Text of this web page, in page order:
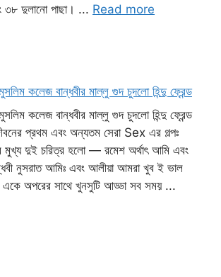
৩৮ দুলানো পাছা। ... Read more
কলেজ বান্ধবীর মাল্লু গুদ চুদলো হিন্দু ফ্রেন্ড
কলেজ বান্ধবীর মাল্লু গুদ চুদলো হিন্দু ফ্রেন্ড
প্রথম এবং অন্যতম সেরা Sex এর গল্পঃ
মুখ্য দুই চরিত্র হলো — রমেশ অর্থাৎ আমি এবং
নুসরাত আমিঃ এবং আলীয়া আমরা খুব ই ভাল
একে অপরের সাথে খুনসুটি আড্ডা সব সময় ...